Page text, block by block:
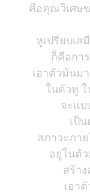
คือคุณวิเศษ
หูเปรียบเส
ก็คือกา
เอาตัวมันม
ในตัวหู
จะแบ
เป็
สภาวะภา
อยู่ในตั
สร้า
เอา